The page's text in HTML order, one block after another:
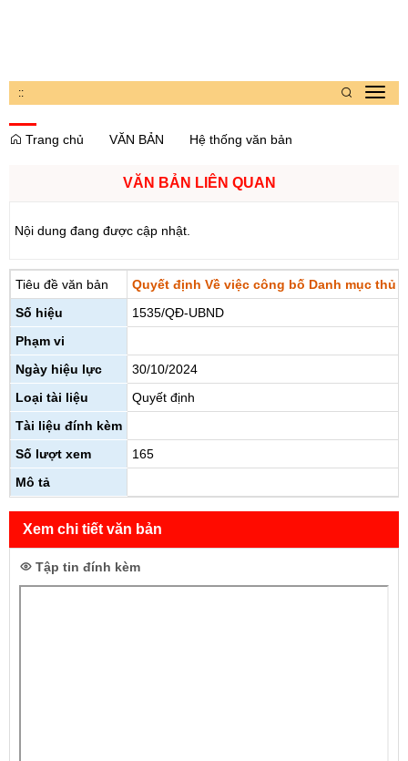
::
Trang chủ
VĂN BẢN Hệ thống văn bản
VĂN BẢN LIÊN QUAN
Nội dung đang được cập nhật.
Tiêu đề văn bản
Quyết định Về việc công bố Danh mục thủ
Số hiệu
1535/QĐ-UBND
Phạm vi
Ngày hiệu lực
30/10/2024
Loại tài liệu
Quyết định
Tài liệu đính kèm
Số lượt xem
165
Mô tả
Xem chi tiết văn bản
Tập tin đính kèm